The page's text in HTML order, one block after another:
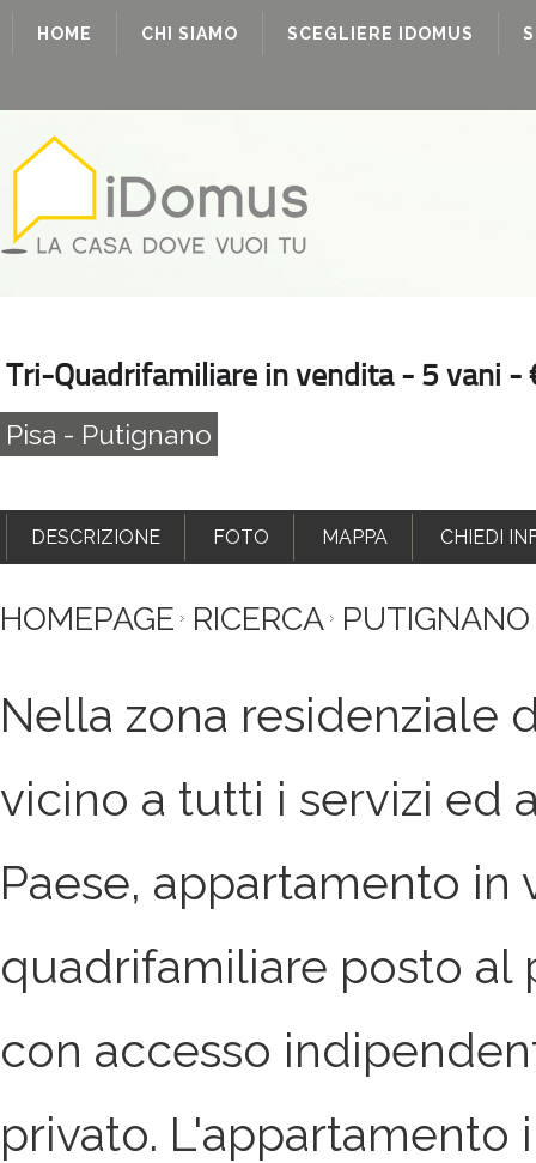
HOME CHI SIAMO SCEGLIERE IDOMUS
Tri-Quadrifamiliare in vendita - 5 vani -
Pisa - Putignano
DESCRIZIONE FOTO MAPPA CHIEDI
HOMEPAGE RICERCA
Nella zona residenziale di Putignano
vicino a tutti i servizi ed
Paese, appartamento in
quadrifamiliare posto al
con accesso
privato. L'appartamento